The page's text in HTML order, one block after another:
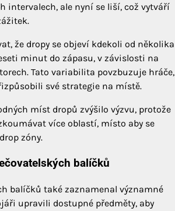
intervalech, ale nyní se liší, což vytváří
že dropy se objeví kdekoli od několika
minut do zápasu, v závislosti na
Tato variabilita povzbuzuje hráče,
své strategie na místě.
míst dropů zvýšilo výzvu, protože
více oblastí, místo aby se
zóny.
balíčků
balíčků také zaznamenal významné
upravili dostupné předměty, aby